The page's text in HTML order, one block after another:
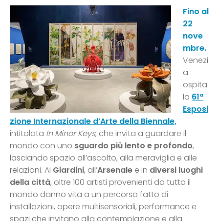
Fino al
22
nove
mbre.
Venezi
a
ospita
la 61ª
Esposi
zione Internazionale d’Arte della Biennale,
intitolata In Minor Keys, che invita a guardare il
mondo con uno sguardo più lento e profondo,
lasciando spazio all’ascolto, alla meraviglia e alle
relazioni. Ai Giardini, all’Arsenale e in diversi luoghi
della città, oltre 100 artisti provenienti da tutto il
mondo danno vita a un percorso fatto di
installazioni, opere multisensoriali, performance e